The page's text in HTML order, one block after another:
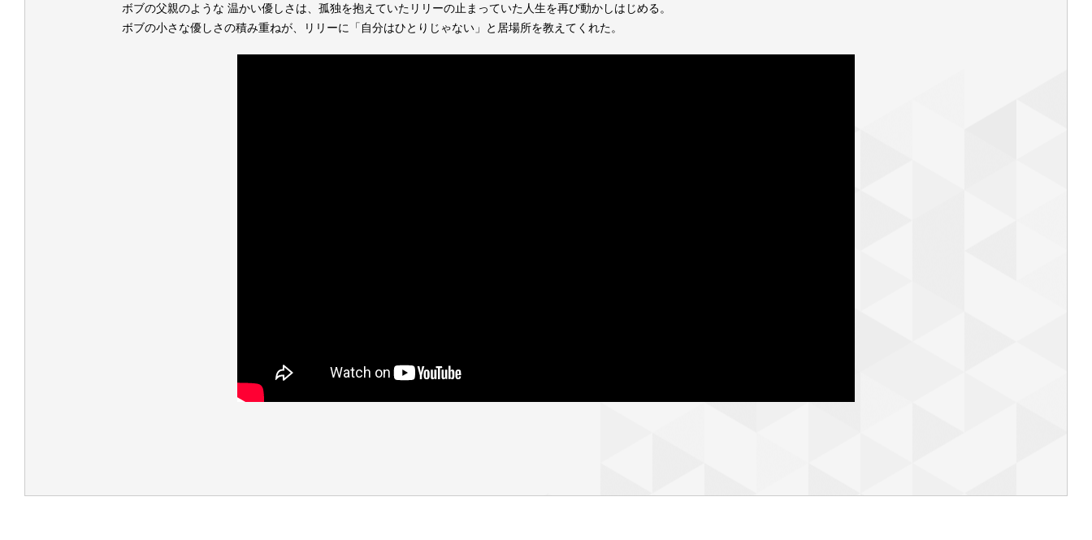
ボブの父親のような 温かい優しさは、孤独を抱えていたリリーの止まっていた人生を再び動かしはじめる。
ボブの小さな優しさの積み重ねが、リリーに「自分はひとりじゃない」と居場所を教えてくれた。